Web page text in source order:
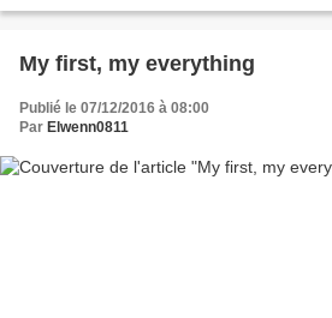
My first, my everything
Publié le 07/12/2016 à 08:00
Par Elwenn0811